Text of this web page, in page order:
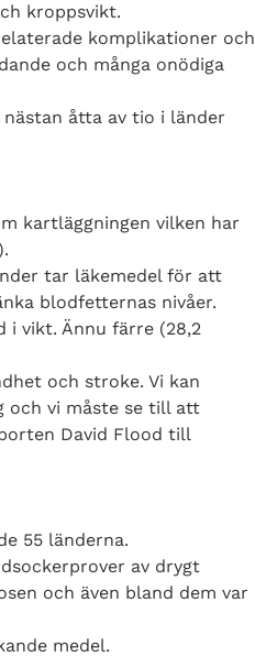
kroppsvikt.
komplikationer och
och många onödiga
åtta av tio i länder
kartläggningen vilken har
tar läkemedel för att
blodfetternas nivåer.
i vikt. Ännu färre (28,2
och stroke. Vi kan
och vi måste se till att
David Flood till
55 länderna.
av drygt
och även bland dem var
medel.